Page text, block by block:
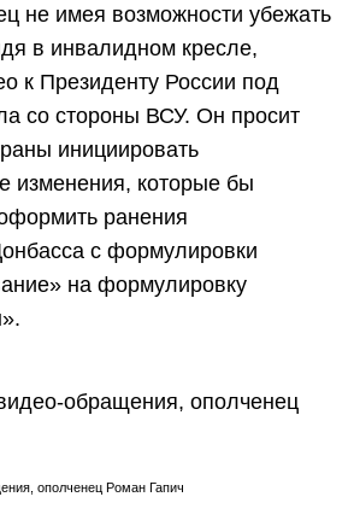
не имея возможности убежать
в инвалидном кресле,
к Президенту России под
со стороны ВСУ. Он просит
инициировать
изменения, которые бы
ранения
с формулировки
на формулировку
ополченец Роман Гапич